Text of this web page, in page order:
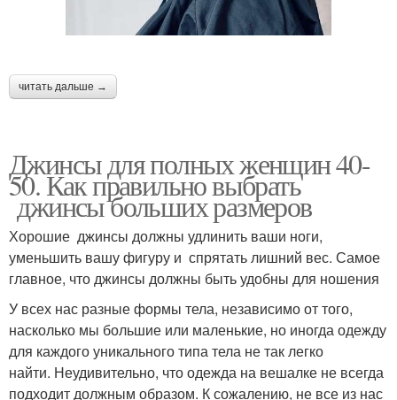
читать дальше →
Джинсы для полных женщин 40-
50. Как правильно выбрать
джинсы больших размеров
Хорошие джинсы должны удлинить ваши ноги,
уменьшить вашу фигуру и спрятать лишний вес. Самое
главное, что джинсы должны быть удобны для ношения
У всех нас разные формы тела, независимо от того,
насколько мы большие или маленькие, но иногда одежду
для каждого уникального типа тела не так легко
найти. Неудивительно, что одежда на вешалке не всегда
подходит должным образом. К сожалению, не все из нас